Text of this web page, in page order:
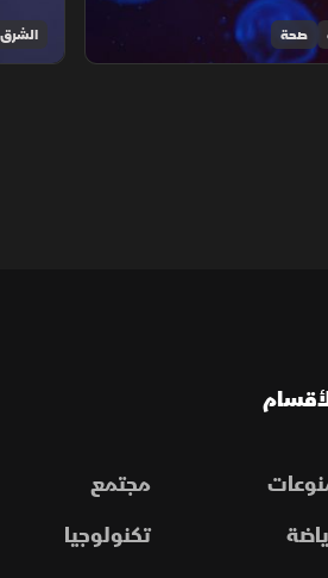
صحة الشرق
مجتمع
تكنولوجيا